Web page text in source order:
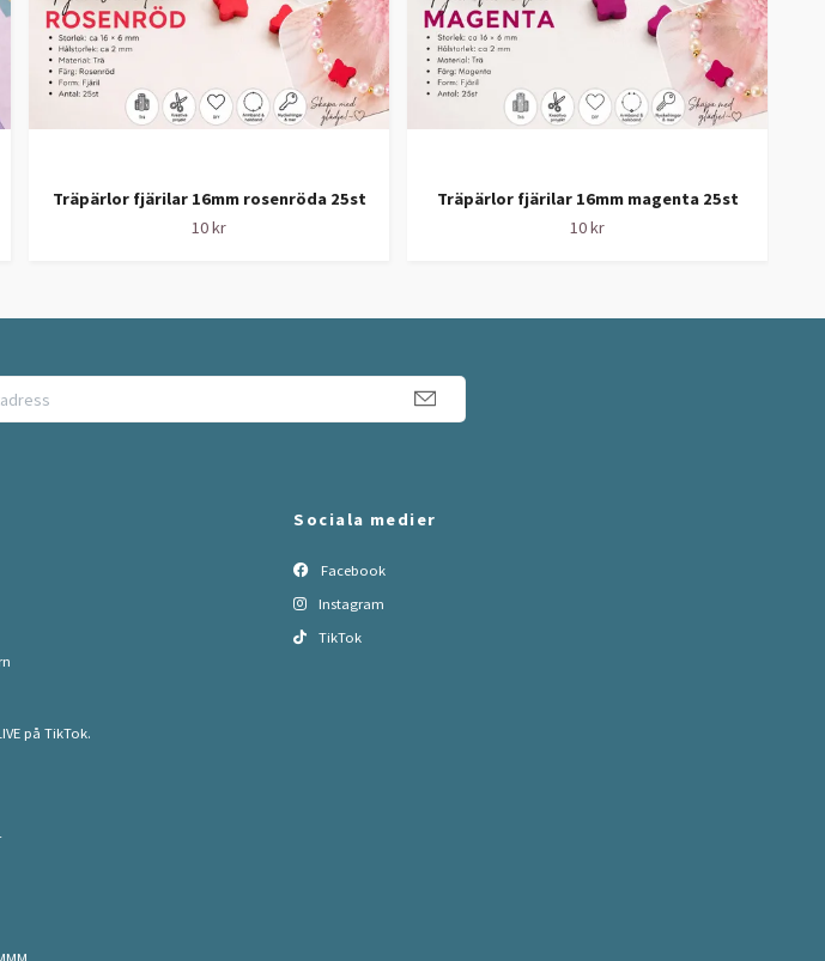
Träpärlor fjärilar 16mm rosenröda 25st
10 kr
Träpärlor fjärilar 16mm magenta 25st
10 kr
på TikTok.
Sociala medier
Facebook
Instagram
TikTok